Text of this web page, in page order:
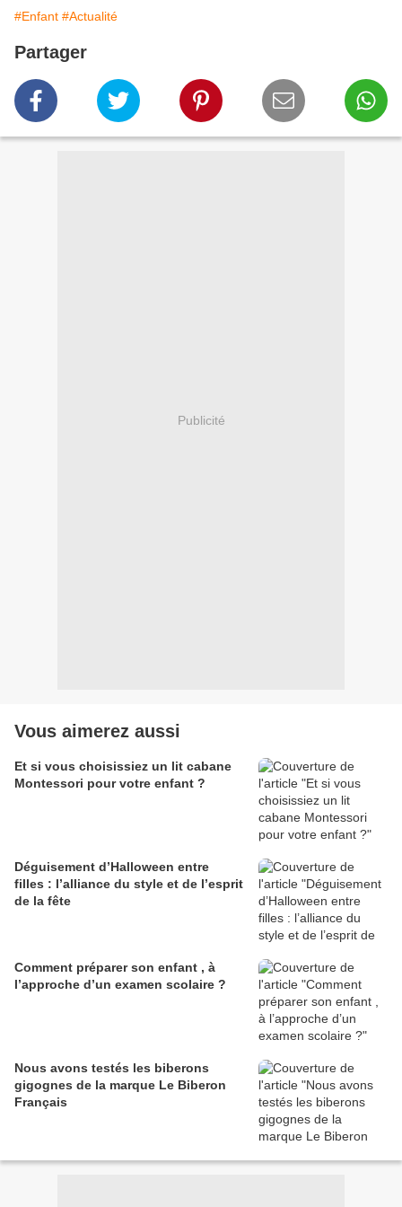
#Enfant #Actualité
Partager
Publicité
Vous aimerez aussi
Et si vous choisissiez un lit cabane
Montessori pour votre enfant ?
Déguisement d’Halloween entre
filles : l’alliance du style et de l’esprit
de la fête
Comment préparer son enfant , à
l’approche d’un examen scolaire ?
Nous avons testés les biberons
gigognes de la marque Le Biberon
Français